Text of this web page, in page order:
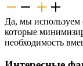
Да, мы
которые
необходимость